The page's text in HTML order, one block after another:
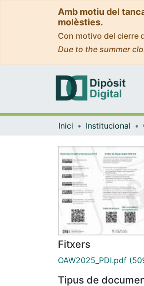
Amb motiu del
molèsties.
Con motivo del cierre
Due to the summer
Inici Institucional
Fitxers
OAW2025_PDI.pdf
Tipus de